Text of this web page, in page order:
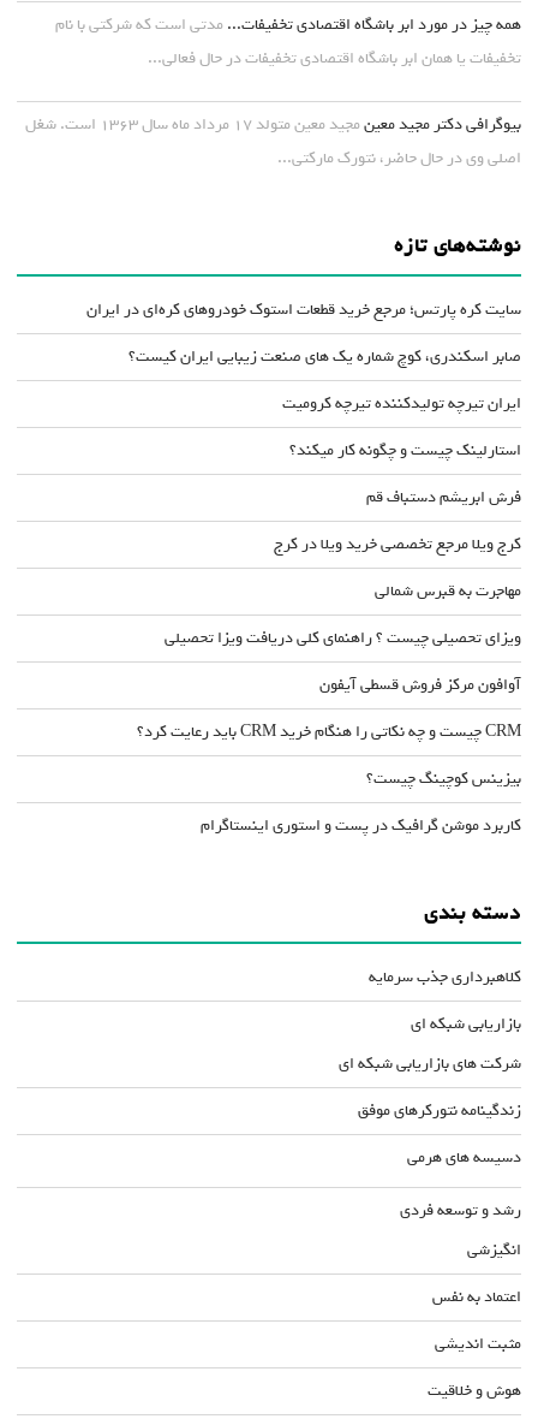
همه چیز در مورد ابر باشگاه اقتصادی تخفیفات... مدتی است که شرکتی با نام
تخفیفات یا همان ابر باشگاه اقتصادی تخفیفات در حال فعالی...
بیوگرافی دکتر مجید معین
مجید معین متولد ۱۷ مرداد ماه سال ۱۳۶۳ است. شغل
اصلی وی در حال حاضر، نتورک مارکتی...
نوشته‌های تازه
سایت کره پارتس؛ مرجع خرید قطعات استوک خودروهای کره‌ای در ایران
صابر اسکندری، کوچ شماره یک های صنعت زیبایی ایران کیست؟
ایران تیرچه تولیدکننده تیرچه کرومیت
استارلینک چیست و چگونه کار میکند؟
فرش ابریشم دستباف قم
کرج ویلا مرجع تخصصی خرید ویلا در کرج
مهاجرت به قبرس شمالی
ویزای تحصیلی چیست ؟ راهنمای کلی دریافت ویزا تحصیلی
آوافون مرکز فروش قسطی آیفون
CRM چیست و چه نکاتی را هنگام خرید CRM باید رعایت کرد؟
بیزینس کوچینگ چیست؟
کاربرد موشن گرافیک در پست و استوری اینستاگرام
دسته بندی
کلاهبرداری جذب سرمایه
بازاریابی شبکه ای
شرکت های بازاریابی شبکه ای
زندگینامه نتورکرهای موفق
دسیسه های هرمی
رشد و توسعه فردی
انگیزشی
اعتماد به نفس
مثبت اندیشی
هوش و خلاقیت